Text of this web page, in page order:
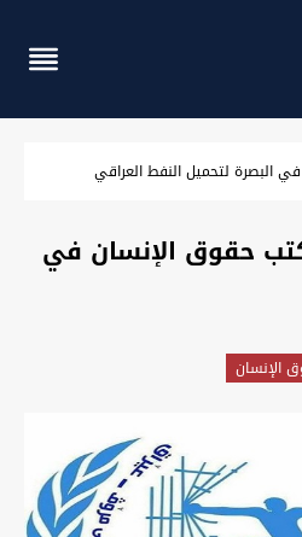
استعدادات من جماعات عراقية لمهاجمتنا
حقوق الإنسان في
الإنسان